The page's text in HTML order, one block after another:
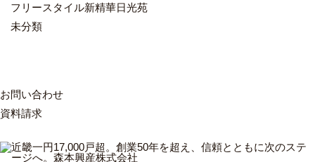
フリースタイル新精華日光苑
未分類
お問い合わせ
資料請求